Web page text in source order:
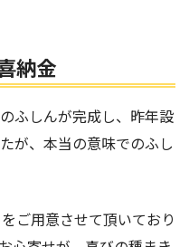
納金
ふしんが完成し、昨年設
が、本当の意味でのふし
をご用意させて頂いており